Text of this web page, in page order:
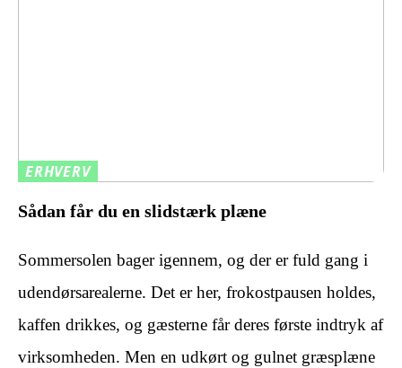
ERHVERV
Sådan får du en slidstærk plæne
Sommersolen bager igennem, og der er fuld gang i
udendørsarealerne. Det er her, frokostpausen holdes,
kaffen drikkes, og gæsterne får deres første indtryk af
virksomheden. Men en udkørt og gulnet græsplæne